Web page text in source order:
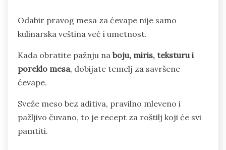
Odabir pravog mesa za ćevape nije samo
kulinarska veština već i umetnost.
Kada obratite pažnju na boju, miris, teksturu i
poreklo mesa, dobijate temelj za savršene
ćevape.
Sveže meso bez aditiva, pravilno mleveno i
pažljivo čuvano, to je recept za roštilj koji će svi
pamtiti.